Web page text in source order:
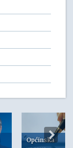
Općinska